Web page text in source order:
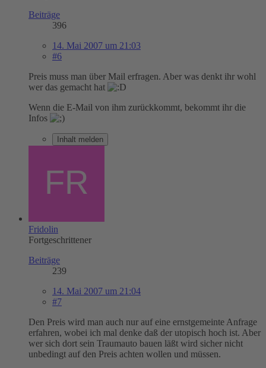
Beiträge
396
14. Mai 2007 um 21:03
#6
Preis muss man über Mail erfragen. Aber was denkt ihr wohl
wer das gemacht hat
Wenn die E-Mail von ihm zurückkommt, bekommt ihr die
Infos
Inhalt melden
Fridolin
Fortgeschrittener
Beiträge
239
14. Mai 2007 um 21:04
#7
Den Preis wird man auch nur auf eine ernstgemeinte Anfrage
erfahren, wobei ich mal denke daß der utopisch hoch ist. Aber
wer sich dort sein Traumauto bauen läßt wird sicher nicht
unbedingt auf den Preis achten wollen und müssen.